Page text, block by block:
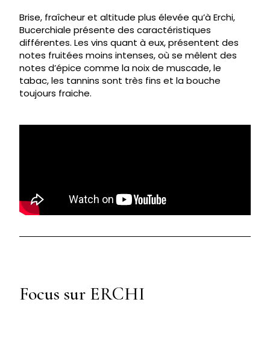
Brise, fraîcheur et altitude plus élevée qu’à Erchi,
Bucerchiale présente des caractéristiques
différentes. Les vins quant à eux, présentent des
notes fruitées moins intenses, où se mêlent des
notes d’épice comme la noix de muscade, le
tabac, les tannins sont très fins et la bouche
toujours fraiche.
Focus sur ERCHI